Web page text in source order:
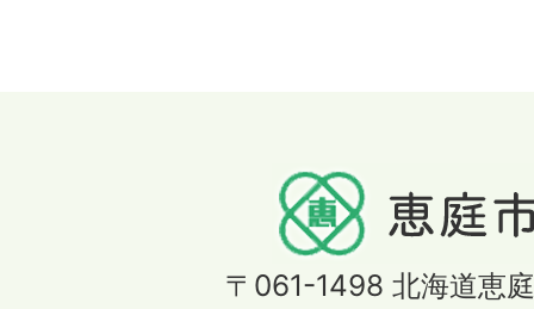
〒061-1498 北海道恵